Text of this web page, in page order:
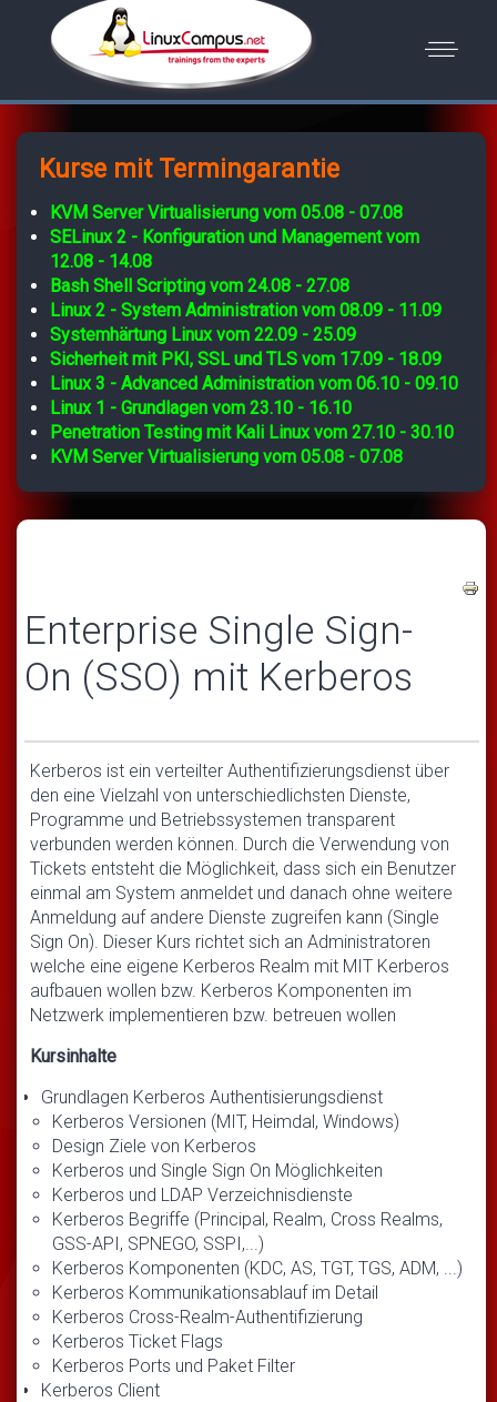
Kurse mit Termingarantie
KVM Server Virtualisierung vom 05.08 - 07.08
SELinux 2 - Konfiguration und Management vom
12.08 - 14.08
Bash Shell Scripting vom 24.08 - 27.08
Linux 2 - System Administration vom 08.09 - 11.09
Systemhärtung Linux vom 22.09 - 25.09
Sicherheit mit PKI, SSL und TLS vom 17.09 - 18.09
Linux 3 - Advanced Administration vom 06.10 - 09.10
Linux 1 - Grundlagen vom 23.10 - 16.10
Penetration Testing mit Kali Linux vom 27.10 - 30.10
KVM Server Virtualisierung vom 05.08 - 07.08
Enterprise Single Sign-
On (SSO) mit Kerberos
Kerberos ist ein verteilter Authentifizierungsdienst über
den eine Vielzahl von unterschiedlichsten Dienste,
Programme und Betriebssystemen transparent
verbunden werden können. Durch die Verwendung von
Tickets entsteht die Möglichkeit, dass sich ein Benutzer
einmal am System anmeldet und danach ohne weitere
Anmeldung auf andere Dienste zugreifen kann (Single
Sign On). Dieser Kurs richtet sich an Administratoren
welche eine eigene Kerberos Realm mit MIT Kerberos
aufbauen wollen bzw. Kerberos Komponenten im
Netzwerk implementieren bzw. betreuen wollen
Kursinhalte
Grundlagen Kerberos Authentisierungsdienst
Kerberos Versionen (MIT, Heimdal, Windows)
Design Ziele von Kerberos
Kerberos und Single Sign On Möglichkeiten
Kerberos und LDAP Verzeichnisdienste
Kerberos Begriffe (Principal, Realm, Cross Realms,
GSS-API, SPNEGO, SSPI,...)
Kerberos Komponenten (KDC, AS, TGT, TGS, ADM, ...)
Kerberos Kommunikationsablauf im Detail
Kerberos Cross-Realm-Authentifizierung
Kerberos Ticket Flags
Kerberos Ports und Paket Filter
Kerberos Client